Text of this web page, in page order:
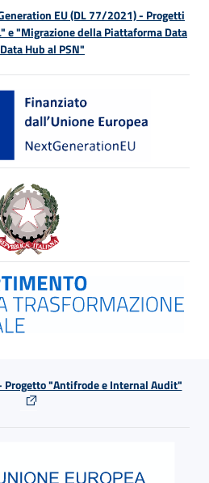
EU (DL 77/2021) - Progetti
e "Migrazione della Piattaforma Data
Hub al PSN"
Progetto "Antifrode e Internal Audit"